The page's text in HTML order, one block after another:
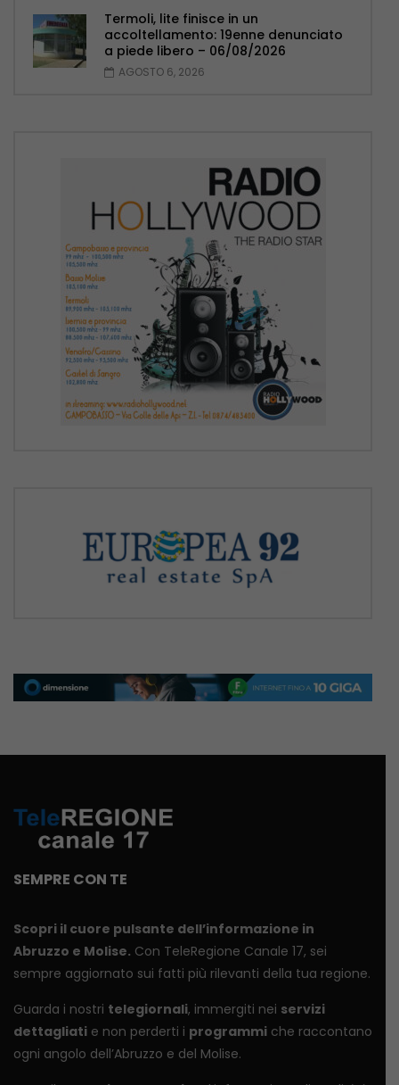
Termoli, lite finisce in un
accoltellamento: 19enne denunciato
a piede libero – 06/08/2026
AGOSTO 6, 2026
SEMPRE CON TE
Scopri il cuore pulsante dell’informazione in
Abruzzo e Molise. Con TeleRegione Canale 17, sei
sempre aggiornato sui fatti più rilevanti della tua regione.
Guarda i nostri telegiornali, immergiti nei servizi
dettagliati e non perderti i programmi che raccontano
ogni angolo dell’Abruzzo e del Molise.